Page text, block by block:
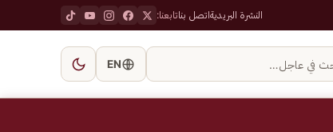
النشرة البريديةاتصل بناتابعنا:
في عاجل… EN